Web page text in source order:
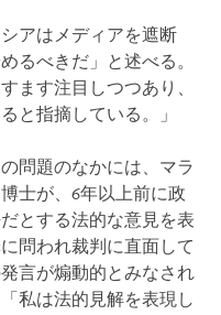
アはメディアを遮断
るべきだ」と述べる。
ます注目しつつあり、
と指摘している。」
問題のなかには、マラ
士が、6年以上前に政
とする法的な意見を表
問われ裁判に直面して
言が煽動的とみなされ
私は法的見解を表現し